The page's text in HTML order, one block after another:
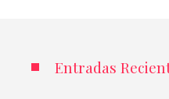
Entradas